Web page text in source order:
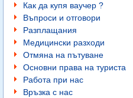
Как да купя ваучер ?
Въпроси и отговори
Разплащания
Медицински разходи
Отмяна на пътуване
Основни права на туриста
Работа при нас
Връзка с нас